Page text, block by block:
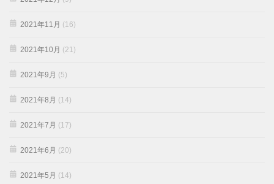
2021年11月 (16)
2021年10月 (21)
2021年9月 (5)
2021年8月 (14)
2021年7月 (17)
2021年6月 (20)
2021年5月 (14)